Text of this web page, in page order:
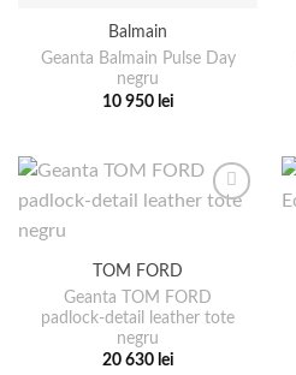
Balmain
Geanta Balmain Pulse Day
negru
10 950 lei
are
mai
Opțiunile
pot
fi
alese
TOM FORD
Geanta TOM FORD
padlock-detail leather tote
negru
20 630 lei